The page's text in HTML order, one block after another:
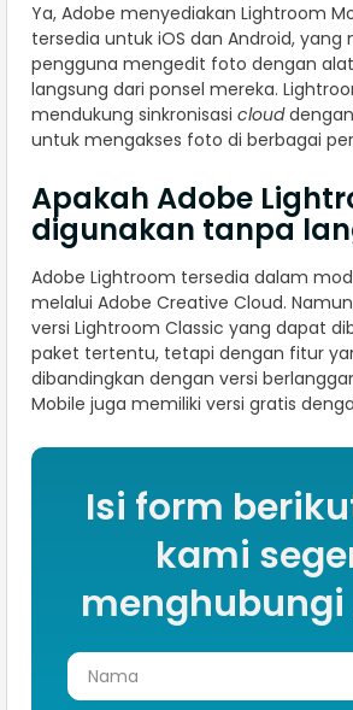
Ya, Adobe menyediakan Lightroom
tersedia untuk iOS dan Android, yang
pengguna mengedit foto dengan
langsung dari ponsel mereka.
mendukung sinkronisasi cloud
untuk mengakses foto di berbagai
Apakah Adobe
digunakan tanpa
Adobe Lightroom tersedia dalam
melalui Adobe Creative Cloud.
versi Lightroom Classic yang dapat
paket tertentu, tetapi dengan fitur
dibandingkan dengan versi
Mobile juga memiliki versi gratis
Isi form
kami
menghubungi